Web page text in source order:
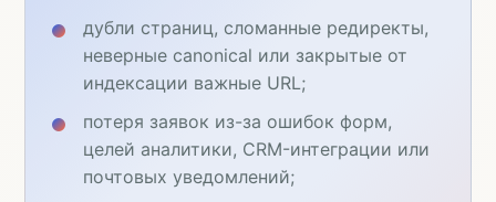
дубли страниц, сломанные редиректы,
неверные canonical или закрытые от
индексации важные URL;
потеря заявок из-за ошибок форм,
целей аналитики, CRM-интеграции или
почтовых уведомлений;